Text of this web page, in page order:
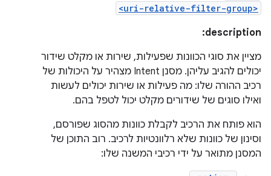
<uri-relative-filter-group>
description:
מציין את סוגי הכוונות שפעילות, שירות או מקלט שידור
יכולים להגיב עליהן. מסנן Intent מצהיר על היכולות של
רכיב ההורה שלו: מה פעילות או שירות יכולים לעשות
ואילו סוגים של שידורים מקלט יכול לטפל בהם.
הוא פותח את הרכיב לקבלת כוונות מהסוג שפורסם,
וסינון של כוונות שלא רלוונטיות לרכיב. רוב התוכן של
המסנן מתואר על ידי רכיבי המשנה שלו: